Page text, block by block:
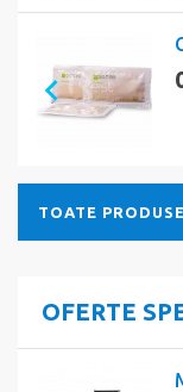
TOATE
OFERTE